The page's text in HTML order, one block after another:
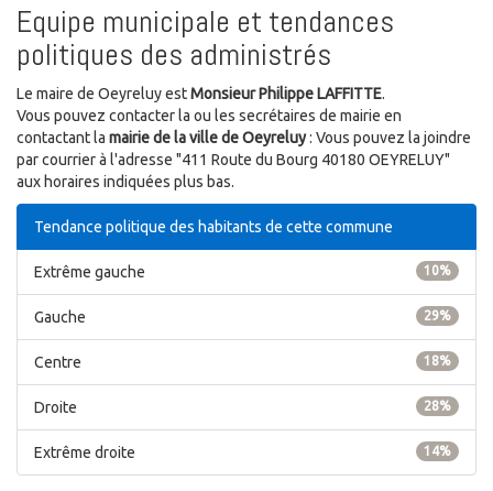
Equipe municipale et tendances
politiques des administrés
Le maire de Oeyreluy estMonsieur Philippe LAFFITTE.
Vous pouvez contacter la ou les secrétaires de mairie en
contactant la mairie de la ville de Oeyreluy: Vous pouvez la joindre
par courrier à l'adresse "411 Route du Bourg 40180 OEYRELUY"
aux horaires indiquées plus bas.
Tendance politique des habitants de cette commune
10%
Extrême gauche
29%
Gauche
18%
Centre
28%
Droite
14%
Extrême droite